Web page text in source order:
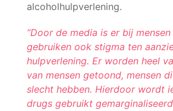
alcoholhulpverlening.
“Door de media is er bij
gebruiken ook stigma ten
hulpverlening. Er worden heel
van mensen getoond, mensen
slecht hebben. Hierdoor wordt
drugs gebruikt